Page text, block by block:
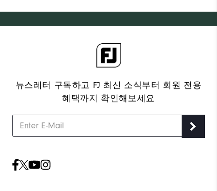
뉴스레터 구독하고 FJ 최신 소식부터 회원 전용
혜택까지 확인해보세요